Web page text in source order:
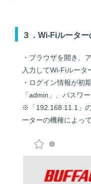
３．Wi-Fiルータ
・ブラウザを開き、
入力してWi-Fiルータ
・ログイン情報が初
「admin」、パスワ
※「192.168.11.1」
ーターの機種によっ